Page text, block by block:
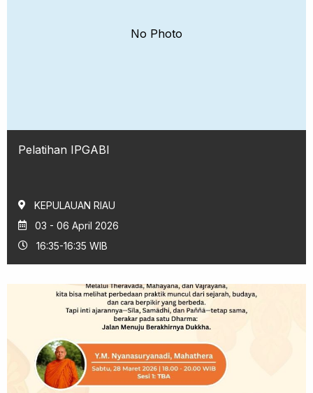
No Photo
Pelatihan IPGABI
KEPULAUAN RIAU
03 - 06 April 2026
16:35-16:35 WIB